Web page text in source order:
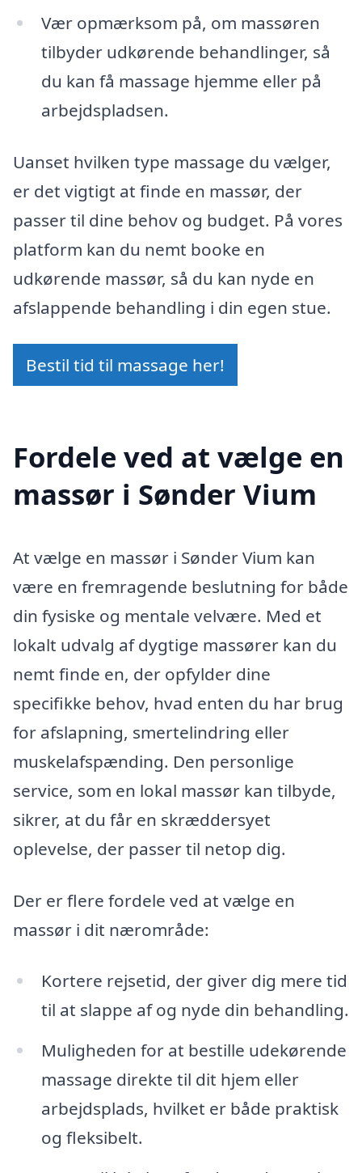
Vær opmærksom på, om massøren
tilbyder udkørende behandlinger, så
du kan få massage hjemme eller på
arbejdspladsen.
Uanset hvilken type massage du vælger,
er det vigtigt at finde en massør, der
passer til dine behov og budget. På vores
platform kan du nemt booke en
udkørende massør, så du kan nyde en
afslappende behandling i din egen stue.
Bestil tid til massage her!
Fordele ved at vælge en
massør i Sønder Vium
At vælge en massør i Sønder Vium kan
være en fremragende beslutning for både
din fysiske og mentale velvære. Med et
lokalt udvalg af dygtige massører kan du
nemt finde en, der opfylder dine
specifikke behov, hvad enten du har brug
for afslapning, smertelindring eller
muskelafspænding. Den personlige
service, som en lokal massør kan tilbyde,
sikrer, at du får en skræddersyet
oplevelse, der passer til netop dig.
Der er flere fordele ved at vælge en
massør i dit nærområde:
Kortere rejsetid, der giver dig mere tid
til at slappe af og nyde din behandling.
Muligheden for at bestille udekørende
massage direkte til dit hjem eller
arbejdsplads, hvilket er både praktisk
og fleksibelt.